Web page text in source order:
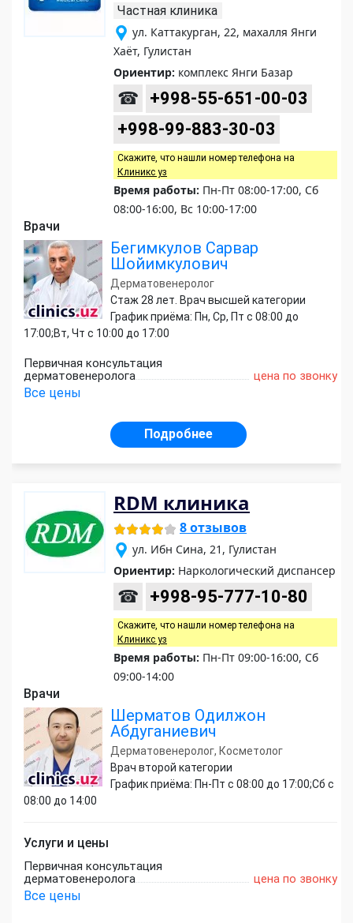
Частная клиника
ул. Каттакурган, 22, махалля Янги
Хаёт, Гулистан
Ориентир: комплекс Янги Базар
☎
+998-55-651-00-03
+998-99-883-30-03
Скажите, что нашли номер телефона на
Клиникс уз
Время работы: Пн-Пт 08:00-17:00, Сб
08:00-16:00, Вс 10:00-17:00
Врачи
Бегимкулов Сарвар
Шойимкулович
Дерматовенеролог
Стаж 28 лет. Врач высшей категории
График приёма: Пн, Ср, Пт с 08:00 до
17:00;Вт, Чт с 10:00 до 17:00
Первичная консультация
дерматовенеролога
цена по звонку
Все цены
Подробнее
RDM клиника
8 отзывов
ул. Ибн Сина, 21, Гулистан
Ориентир: Наркологический диспансер
☎ +998-95-777-10-80
Скажите, что нашли номер телефона на
Клиникс уз
Время работы: Пн-Пт 09:00-16:00, Сб
09:00-14:00
Врачи
Шерматов Одилжон
Абдуганиевич
Дерматовенеролог, Косметолог
Врач второй категории
График приёма: Пн-Пт с 08:00 до 17:00;Сб с
08:00 до 14:00
Услуги и цены
Первичная консультация
дерматовенеролога
цена по звонку
Все цены